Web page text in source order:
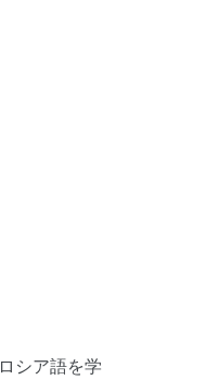
ロシア語を学